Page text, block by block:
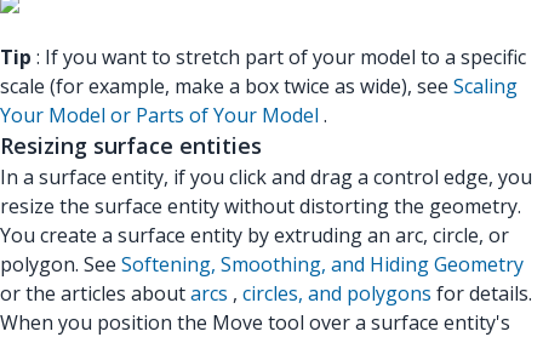
Tip : If you want to stretch part of your model to a specific
scale (for example, make a box twice as wide), see Scaling
Your Model or Parts of Your Model .
Resizing surface entities
In a surface entity, if you click and drag a control edge, you
resize the surface entity without distorting the geometry.
You create a surface entity by extruding an arc, circle, or
polygon. See Softening, Smoothing, and Hiding Geometry
or the articles aboutarcs , circles, and polygons for details.
When you position the Move tool over a surface entity's